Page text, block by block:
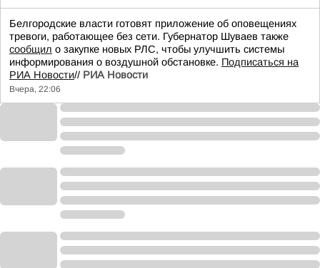
Белгородские власти готовят приложение об оповещениях
тревоги, работающее без сети. Губернатор Шуваев также
сообщил о закупке новых РЛС, чтобы улучшить системы
информирования о воздушной обстановке. Подписаться на
РИА Новости// РИА Новости
Вчера, 22:06